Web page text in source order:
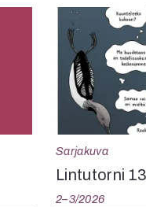
Sarjakuva
Lintutorni 13
2–3/2026